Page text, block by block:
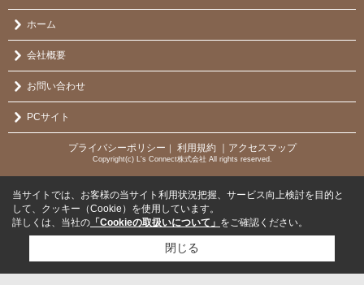
ホーム
会社概要
お問い合わせ
PCサイト
プライバシーポリシー 利用規約 ｜アクセスマップ
Copyright(c) L's Connect株式会社 All rights reserved.
当サイトでは、お客様の当サイト利用状況把握、サービス向上検討を目的と
して、クッキー（Cookie）を使用しています。
詳しくは、当社の 「Cookieの取扱いについて」 をご確認ください。
閉じる